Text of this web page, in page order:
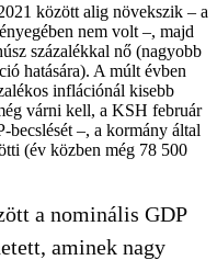
között alig növekszik – a
nem volt –, majd
százalékkal nő (nagyobb
hatására). A múlt évben
inflációnál kisebb
várni kell, a KSH február
becslését –, a kormány által
(év közben még 78 500
a nominális GDP
aminek nagy